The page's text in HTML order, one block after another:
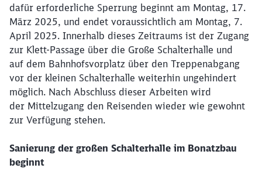
dafür erforderliche Sperrung beginnt am Montag, 17.
März 2025, und endet voraussichtlich am Montag, 7.
April 2025. Innerhalb dieses Zeitraums ist der Zugang
zur Klett-Passage über die Große Schalterhalle und
auf dem Bahnhofsvorplatz über den Treppenabgang
vor der kleinen Schalterhalle weiterhin ungehindert
möglich. Nach Abschluss dieser Arbeiten wird
der Mittelzugang den Reisenden wieder wie gewohnt
zur Verfügung stehen.
Sanierung der großen Schalterhalle im Bonatzbau
beginnt